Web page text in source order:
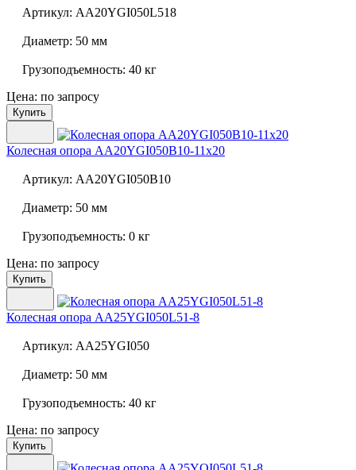
Артикул: AA20YGI050L518
Диаметр: 50 мм
Грузоподъемность: 40 кг
Цена: по запросу
Купить
Колесная опора AA20YGI050B10-11x20
Артикул: AA20YGI050B10
Диаметр: 50 мм
Грузоподъемность: 0 кг
Цена: по запросу
Купить
Колесная опора AA25YGI050L51-8
Артикул: AA25YGI050
Диаметр: 50 мм
Грузоподъемность: 40 кг
Цена: по запросу
Купить